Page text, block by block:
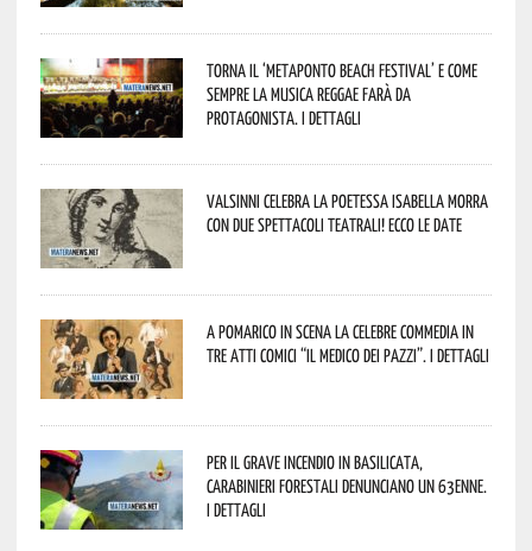
Torna il ‘Metaponto beach festival’ e come
sempre la musica reggae farà da
protagonista. I dettagli
Valsinni celebra la poetessa Isabella Morra
con due spettacoli teatrali! Ecco le date
A Pomarico in scena la celebre commedia in
tre atti comici “Il medico dei pazzi”. I dettagli
Per il grave incendio in Basilicata,
Carabinieri forestali denunciano un 63enne.
I dettagli